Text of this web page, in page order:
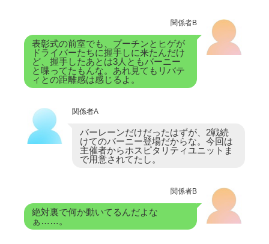
関係者B
表彰式の前室でも、プーチンとヒゲが
ドライバーたちに握手しに来たんだけ
ど、握手したあとは3人ともバーニー
と喋ってたもんな。あれ見てもリバテ
ィとの距離感は感じるよ。
関係者A
バーレーンだけだったはずが、2戦続
けてのバーニー登場だからな。今回は
主催者からホスピタリティユニットま
で用意されてたし。
関係者B
絶対裏で何か動いてるんだよな
ぁ……。